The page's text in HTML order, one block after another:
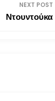
NEXT POST
Ντουντούκα